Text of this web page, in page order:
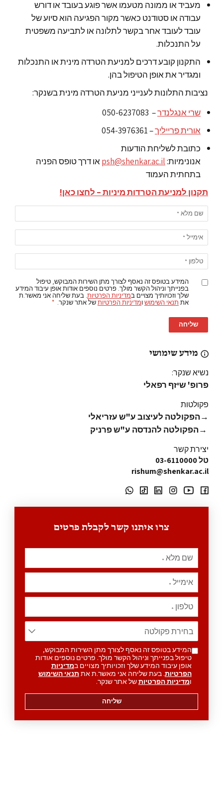
מעביד או ממונה מטעמו אשר פוגע בעובד או דורש
עבודה או סטודנט כאשר מקור הפגיעה הוא סיוע של
עובד לעובד אחר בקשר לתלונה או לתביעה משפטית
על התנכלות.
התקנון קובע דרכים למניעת הטרדה מינית או התנכלות
ומגדיר את אופן הטיפול בהן.
נציבות התלונות לענייני מניעת הטרדה מינית בשנקר:
שרי אנגלנדר– 050-6237083
אורית פרייליך– 054-3976361
כתובת לשליחת הודעות
אנונימיות:psh@shenkar.ac.ilאו דרך טופס הפניה
בתחתית העמוד
תקנון למניעת הטרדות מיניות – לחצו כאן!
שם מלא*
אימייל*
טלפון *
המידע בטופס זה נאסף לצורך מתן השירות המבוקש, טיפול
בפנייתך וניהול הקשר מולך. פרטים נוספים אודות אופן עיבוד המידע
שלך וזכויותיך מצויים במדיניות הפרטיות. בעת שליחה אני מאשר.ת
את תנאי השימושומדיניות הפרטיותשל אתר שנקר. *
שליחה
מידע שימושי
נשיא שנקר:
פרופ' שיזף רפאלי
פקולטות
→הפקולטה לעיצוב ע"ש עזריאלי
→הפקולטה להנדסה ע"ש פרניק
יצירת קשר
טל 03-6110000
rishum@shenkar.ac.il
צרו איתנו קשר לקבלת פרטים
שם מלא*
אימייל*
טלפון *
המידע בטופס זה נאסף לצורך מתן השירות המבוקש,
טיפול בפנייתך וניהול הקשר מולך. פרטים נוספים אודות
אופן עיבוד המידע שלך וזכויותיך מצויים במדיניות
הפרטיות. בעת שליחה אני מאשר.ת את תנאי השימוש
ומדיניות הפרטיותשל אתר שנקר.
שליחה